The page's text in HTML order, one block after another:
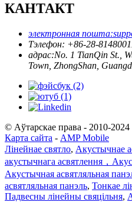
КАНТАКТ
электронная пошта:
Тэлефон: +86-28-
адрас:No. 1 TianQin St.,
Town, ZhongShan,
© Аўтарскае права - 2010-
Карта сайта - AMP Mobile
Лінейнае святло, Акустычнае
акустычнага асвятлення，
Акустычная асвятляльная
асвятляльная панэль, Тонкае
Падвесны лінейны свяцільня,